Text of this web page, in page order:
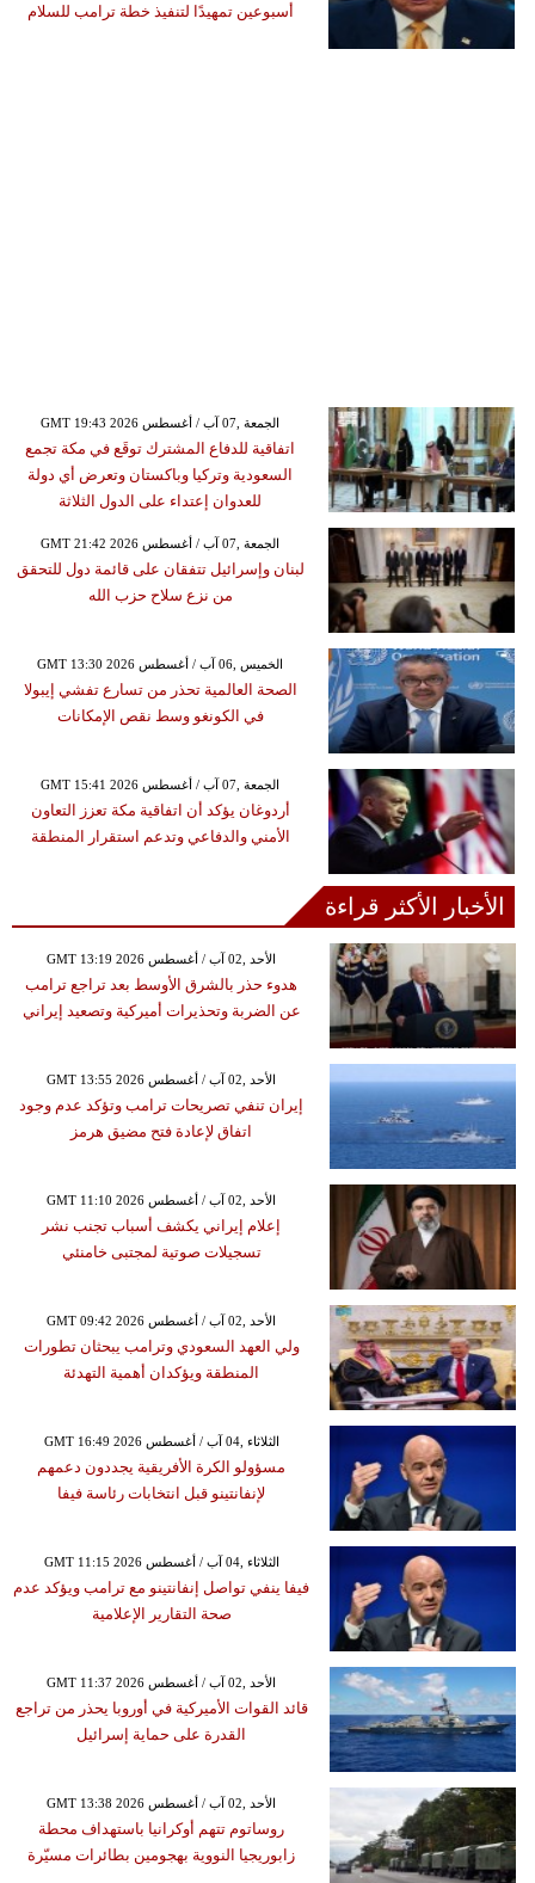
أسبوعين تمهيدًا لتنفيذ خطة ترامب للسلام
GMT 19:43 2026 الجمعة ,07 آب / أغسطس
اتفاقية للدفاع المشترك توقَع في مكة تجمع
السعودية وتركيا وباكستان وتعرض أي دولة
للعدوان إعتداء على الدول الثلاثة
GMT 21:42 2026 الجمعة ,07 آب / أغسطس
لبنان وإسرائيل تتفقان على قائمة دول للتحقق
من نزع سلاح حزب الله
GMT 13:30 2026 الخميس ,06 آب / أغسطس
الصحة العالمية تحذر من تسارع تفشي إيبولا
في الكونغو وسط نقص الإمكانات
GMT 15:41 2026 الجمعة ,07 آب / أغسطس
أردوغان يؤكد أن اتفاقية مكة تعزز التعاون
الأمني والدفاعي وتدعم استقرار المنطقة
الأخبار الأكثر قراءة
GMT 13:19 2026 الأحد ,02 آب / أغسطس
هدوء حذر بالشرق الأوسط بعد تراجع ترامب
عن الضربة وتحذيرات أميركية وتصعيد إيراني
GMT 13:55 2026 الأحد ,02 آب / أغسطس
إيران تنفي تصريحات ترامب وتؤكد عدم وجود
اتفاق لإعادة فتح مضيق هرمز
GMT 11:10 2026 الأحد ,02 آب / أغسطس
إعلام إيراني يكشف أسباب تجنب نشر
تسجيلات صوتية لمجتبى خامنئي
GMT 09:42 2026 الأحد ,02 آب / أغسطس
ولي العهد السعودي وترامب يبحثان تطورات
المنطقة ويؤكدان أهمية التهدئة
GMT 16:49 2026 الثلاثاء ,04 آب / أغسطس
مسؤولو الكرة الأفريقية يجددون دعمهم
لإنفانتينو قبل انتخابات رئاسة فيفا
GMT 11:15 2026 الثلاثاء ,04 آب / أغسطس
فيفا ينفي تواصل إنفانتينو مع ترامب ويؤكد عدم
صحة التقارير الإعلامية
GMT 11:37 2026 الأحد ,02 آب / أغسطس
قائد القوات الأميركية في أوروبا يحذر من تراجع
القدرة على حماية إسرائيل
GMT 13:38 2026 الأحد ,02 آب / أغسطس
روساتوم تتهم أوكرانيا باستهداف محطة
زابوريجيا النووية بهجومين بطائرات مسيّرة